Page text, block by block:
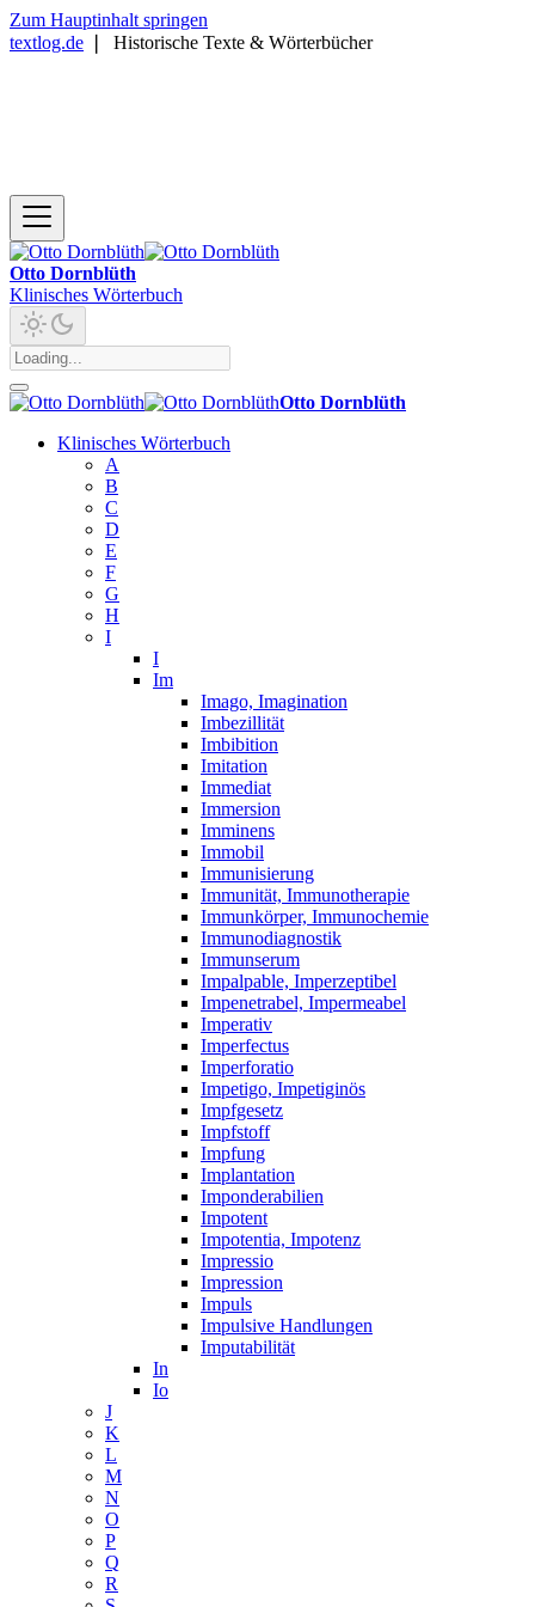
Zum Hauptinhalt springen
textlog.de
Historische Texte & Wörterbücher
Otto Dornblüth
Klinisches Wörterbuch
Otto Dornblüth
Klinisches Wörterbuch
A
B
C
D
E
F
G
H
I
I
Im
Imago, Imagination
Imbezillität
Imbibition
Imitation
Immediat
Immersion
Imminens
Immobil
Immunisierung
Immunität, Immunotherapie
Immunkörper, Immunochemie
Immunodiagnostik
Immunserum
Impalpable, Imperzeptibel
Impenetrabel, Impermeabel
Imperativ
Imperfectus
Imperforatio
Impetigo, Impetiginös
Impfgesetz
Impfstoff
Impfung
Implantation
Imponderabilien
Impotent
Impotentia, Impotenz
Impressio
Impression
Impuls
Impulsive Handlungen
Imputabilität
In
Io
J
K
L
M
N
O
P
Q
R